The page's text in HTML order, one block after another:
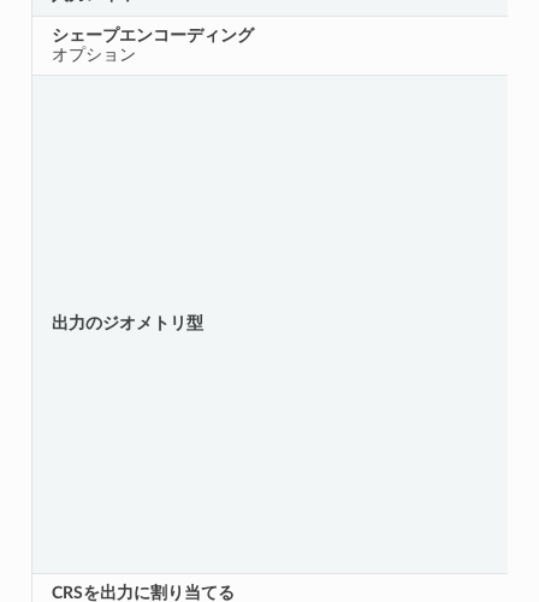
シェープエンコーディング
オプション
出力のジオメトリ型
CRSを出力に割り当てる